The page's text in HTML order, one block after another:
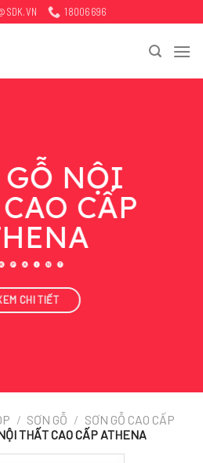
18006696
NỘI
CẤP
CHI TIẾT
/ SƠN GỖ / SƠN GỖ CAO CẤP
THẤT CAO CẤP ATHENA